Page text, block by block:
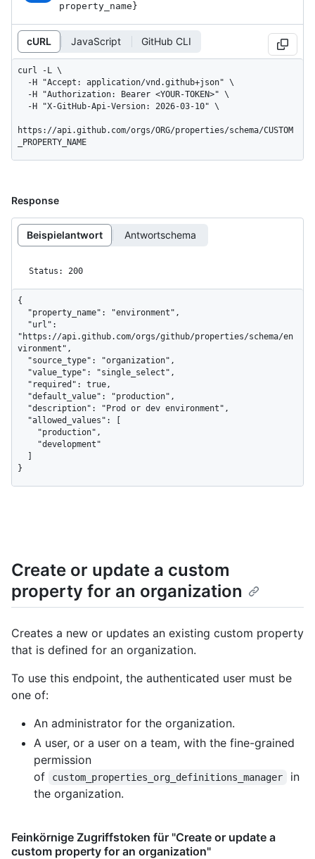
property_ name}
cURL JavaScript GitHub CLI
curl -L \
https://api.github.com/orgs/ORG/properties/schema/CUSTOM
_PROPERTY_NAME
Response
Beispielantwort Antwortschema
Status: 200
{
"https://api.github.com/orgs/github/properties/schema/en
vironment",
}
Create or update a custom
property for an organization
Creates a new or updates an existing custom property
that is defined for an organization.
To use this endpoint, the authenticated user must be
one of:
An administrator for the organization.
A user, or a user on a team, with the fine-grained
permission
of
custom_properties_org_definitions_manager
in
the organization.
Feinkörnige Zugriffstoken für "Create or update a
custom property for an organization"